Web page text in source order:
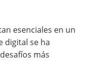
esenciales en un
digital se ha
más